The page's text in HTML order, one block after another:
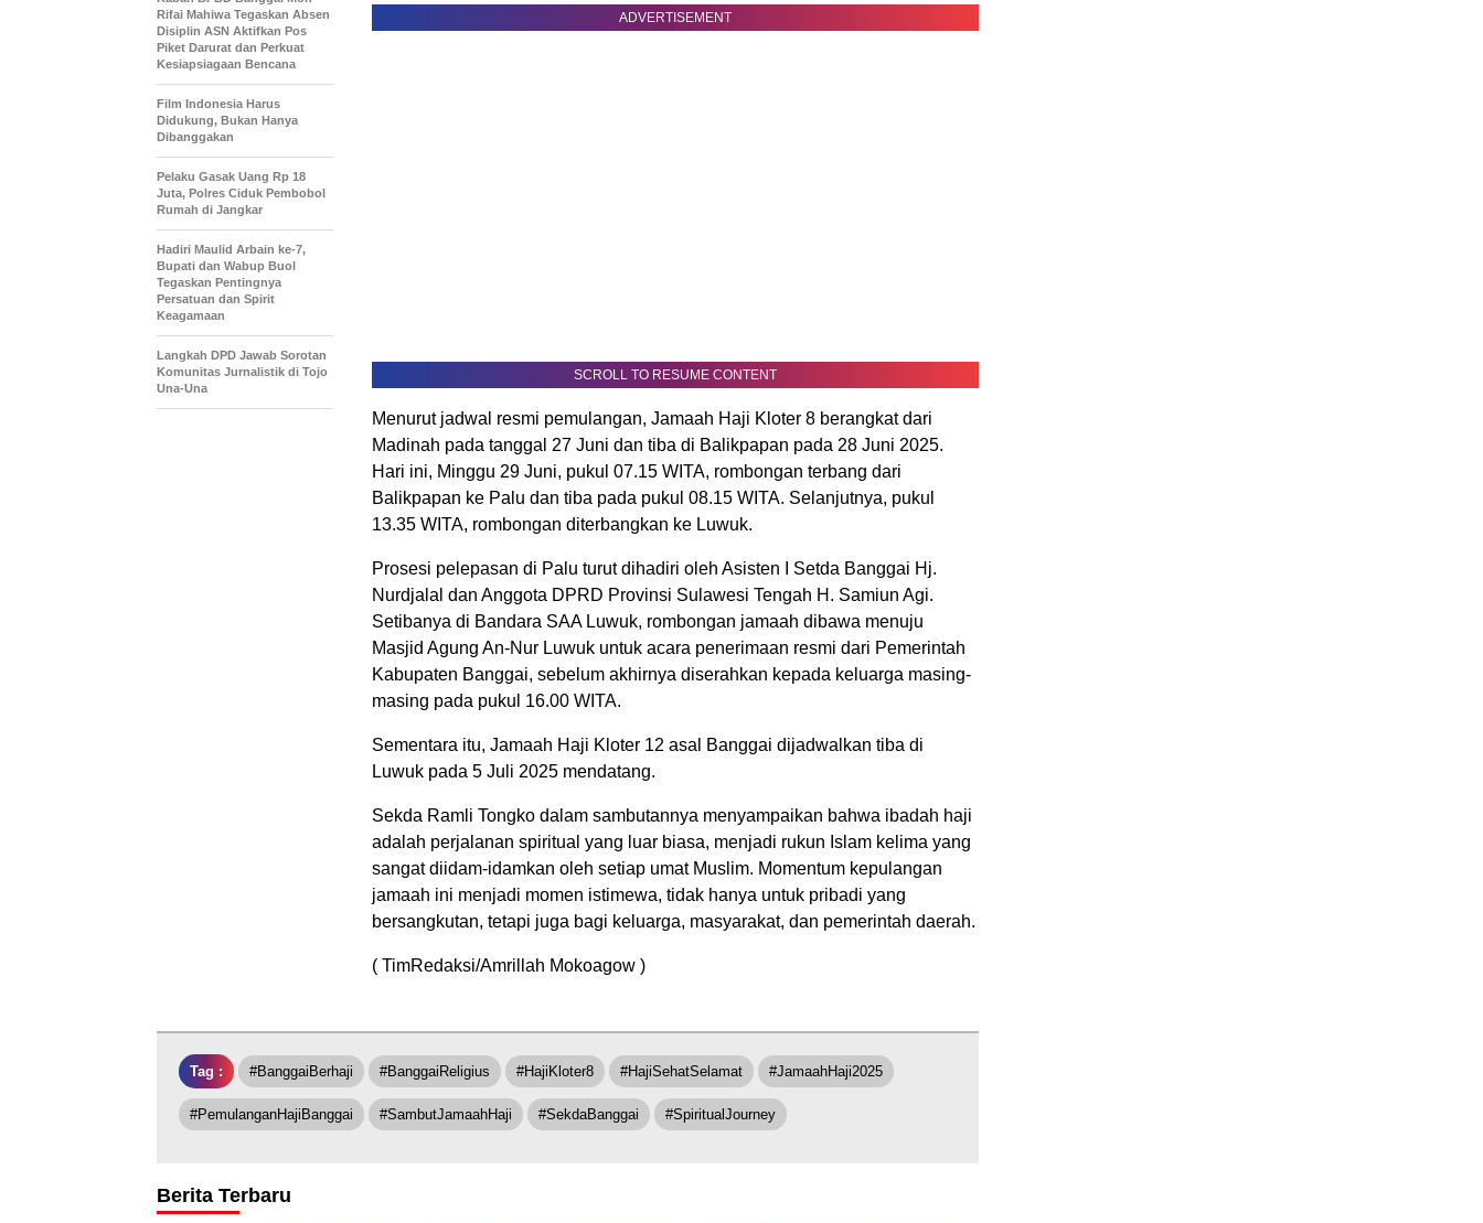
ADVERTISEMENT
SCROLL TO RESUME CONTENT
Menurut jadwal resmi pemulangan, Jamaah Haji Kloter 8 berangkat dari
Madinah pada tanggal 27 Juni dan tiba di Balikpapan pada 28 Juni 2025.
Hari ini, Minggu 29 Juni, pukul 07.15 WITA, rombongan terbang dari
Balikpapan ke Palu dan tiba pada pukul 08.15 WITA. Selanjutnya, pukul
13.35 WITA, rombongan diterbangkan ke Luwuk.
Prosesi pelepasan di Palu turut dihadiri oleh Asisten I Setda Banggai Hj.
Nurdjalal dan Anggota DPRD Provinsi Sulawesi Tengah H. Samiun Agi.
Setibanya di Bandara SAA Luwuk, rombongan jamaah dibawa menuju
Masjid Agung An-Nur Luwuk untuk acara penerimaan resmi dari Pemerintah
Kabupaten Banggai, sebelum akhirnya diserahkan kepada keluarga masing-
masing pada pukul 16.00 WITA.
Sementara itu, Jamaah Haji Kloter 12 asal Banggai dijadwalkan tiba di
Luwuk pada 5 Juli 2025 mendatang.
Sekda Ramli Tongko dalam sambutannya menyampaikan bahwa ibadah haji
adalah perjalanan spiritual yang luar biasa, menjadi rukun Islam kelima yang
sangat diidam-idamkan oleh setiap umat Muslim. Momentum kepulangan
jamaah ini menjadi momen istimewa, tidak hanya untuk pribadi yang
bersangkutan, tetapi juga bagi keluarga, masyarakat, dan pemerintah daerah.
( TimRedaksi/Amrillah Mokoagow )
Rifai Mahiwa Tegaskan Absen
Disiplin ASN Aktifkan Pos
Piket Darurat dan Perkuat
Kesiapsiagaan Bencana
Film Indonesia Harus
Didukung, Bukan Hanya
Dibanggakan
Pelaku Gasak Uang Rp 18
Juta, Polres Ciduk Pembobol
Rumah di Jangkar
Hadiri Maulid Arbain ke-7,
Bupati dan Wabup Buol
Tegaskan Pentingnya
Persatuan dan Spirit
Keagamaan
Langkah DPD Jawab Sorotan
Komunitas Jurnalistik di Tojo
Una-Una
Tag : #BanggaiBerhaji #BanggaiReligius #HajiKloter8 #HajiSehatSelamat #JamaahHaji2025
#PemulanganHajiBanggai #SambutJamaahHaji #SekdaBanggai #SpiritualJourney
Berita Terbaru